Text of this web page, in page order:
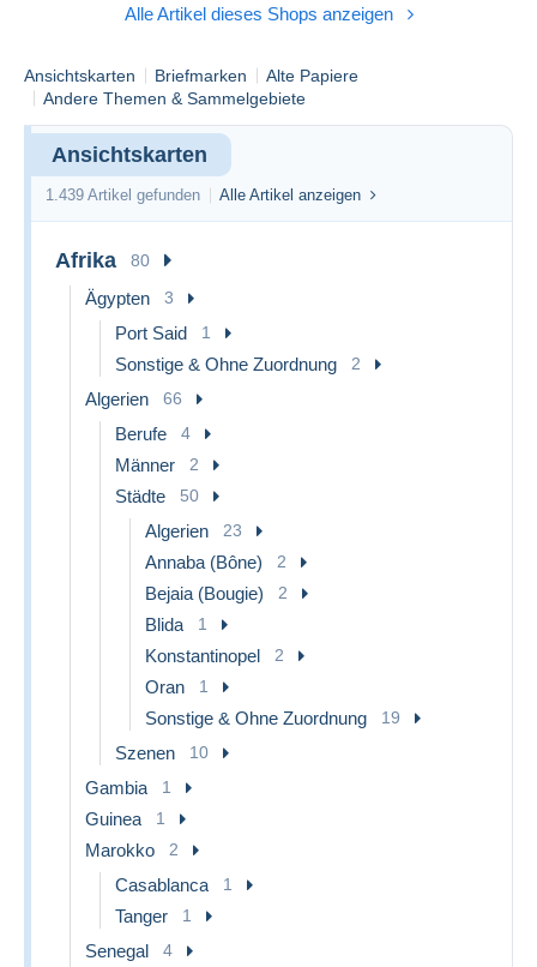
Alle Artikel dieses Shops anzeigen
Ansichtskarten Briefmarken
Alte Papiere
Andere Themen & Sammelgebiete
Ansichtskarten
1.439 Artikel gefunden Alle Artikel anzeigen
Afrika 80
Ägypten 3
Port Said 1
Sonstige & Ohne Zuordnung 2
Algerien 66
Berufe 4
Männer 2
Städte 50
Algerien 23
Annaba (Bône) 2
Bejaia (Bougie) 2
Blida 1
Konstantinopel 2
Oran 1
Sonstige & Ohne Zuordnung 19
Szenen 10
Gambia 1
Guinea 1
Marokko 2
Casablanca 1
Tanger 1
Senegal 4